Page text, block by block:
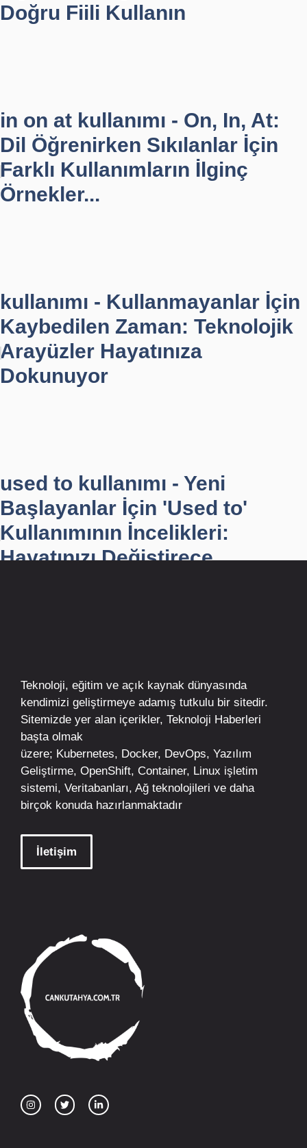
Doğru Fiili Kullanın
in on at kullanımı - On, In, At:
Dil Öğrenirken Sıkılanlar İçin
Farklı Kullanımların İlginç
Örnekler...
kullanımı - Kullanmayanlar İçin
Kaybedilen Zaman: Teknolojik
Arayüzler Hayatınıza
Dokunuyor
used to kullanımı - Yeni
Başlayanlar İçin 'Used to'
Kullanımının İncelikleri:
Hayatınızı Değiştirece...
Teknoloji, eğitim ve açık kaynak dünyasında
kendimizi geliştirmeye adamış tutkulu bir sitedir.
Sitemizde yer alan içerikler, Teknoloji Haberleri
başta olmak
üzere; Kubernetes, Docker, DevOps, Yazılım
Geliştirme, OpenShift, Container, Linux işletim
sistemi, Veritabanları, Ağ teknolojileri ve daha
birçok konuda hazırlanmaktadır
İletişim